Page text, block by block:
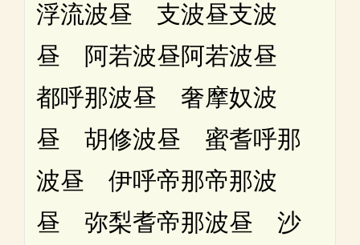
浮流波昼 支波昼支波
昼 阿若波昼阿若波昼
都呼那波昼 奢摩奴波
昼 胡修波昼 蜜耆呼那
波昼 伊呼帝那帝那波
昼 弥梨耆帝那波昼 沙